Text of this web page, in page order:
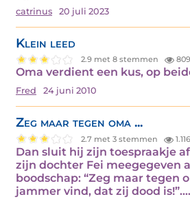
catrinus 20 juli 2023
Klein leed
2.9 met 8 stemmen 809
Oma verdient een kus, op
Fred 24 juni 2010
Zeg maar tegen oma ...
2.7 met 3 stemmen 1.116
Dan sluit hij zijn toespraakje
zijn dochter Fei meegegeven
boodschap: “Zeg maar tegen
jammer vind, dat zij dood is!”.…